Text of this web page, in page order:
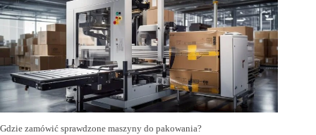
Gdzie zamówić sprawdzone maszyny do pakowania?